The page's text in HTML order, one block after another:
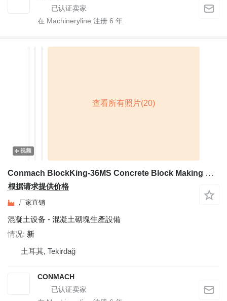
在 Machineryline 注册 6 年
视频
Conmach BlockKing-36MS Concrete Block Making Machine -12.000 units/shift
根据请求提供价格
厂家直销
混凝土设备 - 混凝土砌塊生產設備
情况 新
土耳其, Tekirdağ
CONMACH